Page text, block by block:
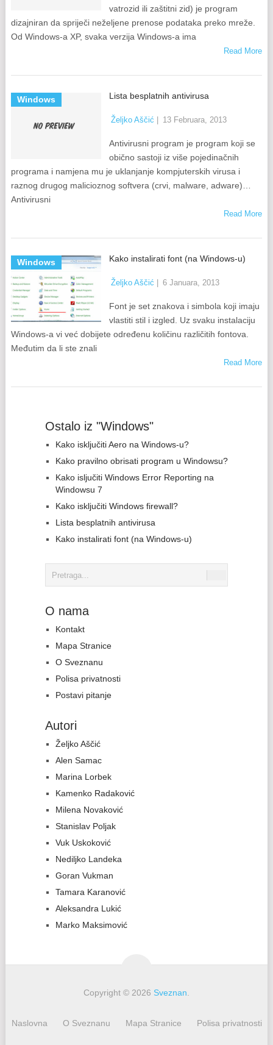
vatrozid ili zaštitni zid) je program
dizajniran da spriječi neželjene prenose podataka preko mreže.
Od Windows-a XP, svaka verzija Windows-a ima
Read More
Windows Lista besplatnih antivirusa
Željko Aščić 13 Februara, 2013
Antivirusni program je program koji se
obično sastoji iz više pojedinačnih
programa i namjena mu je uklanjanje kompjuterskih virusa i
raznog drugog malicioznog softvera (crvi, malware, adware)…
Antivirusni
Read More
Windows Kako instalirati font (na Windows-u)
Željko Aščić 6 Januara, 2013
Font je set znakova i simbola koji imaju
vlastiti stil i izgled. Uz svaku instalaciju
Windows-a vi već dobijete određenu količinu različitih fontova.
Međutim da li ste znali
Read More
Ostalo iz "Windows"
Kako isključiti Aero na Windows-u?
Kako pravilno obrisati program u Windowsu?
Kako isljučiti Windows Error Reporting na
Windowsu 7
Kako isključiti Windows firewall?
Lista besplatnih antivirusa
Kako instalirati font (na Windows-u)
O nama
Kontakt
Mapa Stranice
O Sveznanu
Polisa privatnosti
Postavi pitanje
Autori
Željko Aščić
Alen Samac
Marina Lorbek
Kamenko Radaković
Milena Novaković
Stanislav Poljak
Vuk Uskoković
Nediljko Landeka
Goran Vukman
Tamara Karanović
Aleksandra Lukić
Marko Maksimović
Copyright © 2026 Sveznan
Naslovna O Sveznanu Mapa Stranice Polisa privatnosti